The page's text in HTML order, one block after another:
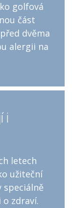
golfová
část
dvěma
alergii na
i
letech
užiteční
speciálně
o zdraví.